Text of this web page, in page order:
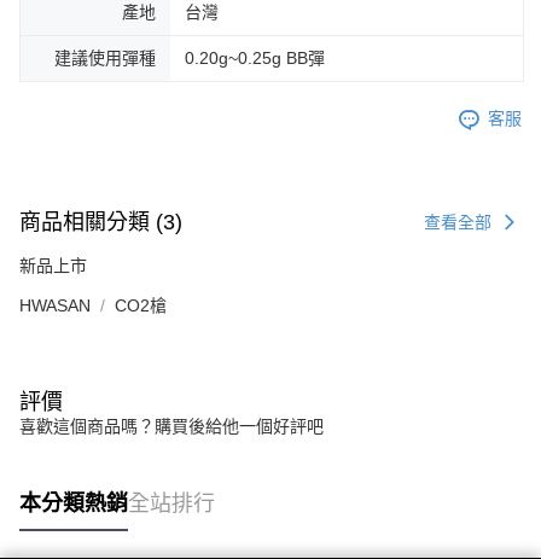
產地 台灣
建議使用彈種 0.20g~0.25g BB彈
客服
商品相關分類 (3) 查看全部
新品上市
HWASAN CO2槍
評價
喜歡這個商品嗎？購買後給他一個好評吧
本分類熱銷全站排行